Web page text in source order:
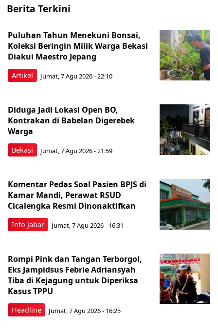
Berita Terkini
Artikel
Puluhan Tahun Menekuni Bonsai,
Koleksi Beringin Milik Warga Bekasi
Diakui Maestro Jepang
Jumat, 7 Agu 2026 - 22:10
Bekasi
Diduga Jadi Lokasi Open BO,
Kontrakan di Babelan Digerebek
Warga
Jumat, 7 Agu 2026 - 21:59
Info Jabar
Komentar Pedas Soal Pasien BPJS di
Kamar Mandi, Perawat RSUD
Cicalengka Resmi Dinonaktifkan
Jumat, 7 Agu 2026 - 16:31
Headline
Rompi Pink dan Tangan Terborgol,
Eks Jampidsus Febrie Adriansyah
Tiba di Kejagung untuk Diperiksa
Kasus TPPU
Jumat, 7 Agu 2026 - 16:25